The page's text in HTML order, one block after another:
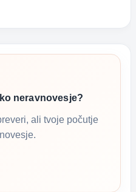
neravnovesje?
ali tvoje počutje